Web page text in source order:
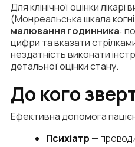
Для клінічної оцінки
(Монреальська шкала
малювання годинника:
цифри та вказати
нездатність виконати
детальної оцінки стану.
До кого
Ефективна допомога
Психіатр —